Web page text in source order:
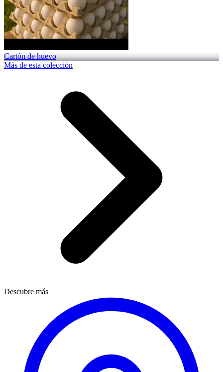
Cartón de huevo
Más de esta colección
Descubre más